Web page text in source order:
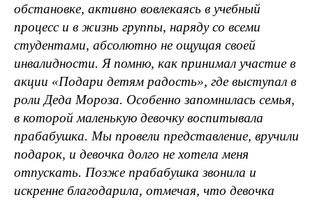
обстановке, активно вовлекаясь в учебный
процесс и в жизнь группы, наряду со всеми
студентами, абсолютно не ощущая своей
инвалидности. Я помню, как принимал участие в
акции «Подари детям радость», где выступал в
роли Деда Мороза. Особенно запомнилась семья,
в которой маленькую девочку воспитывала
прабабушка. Мы провели представление, вручили
подарок, и девочка долго не хотела меня
отпускать. Позже прабабушка звонила и
искренне благодарила, отмечая, что девочка